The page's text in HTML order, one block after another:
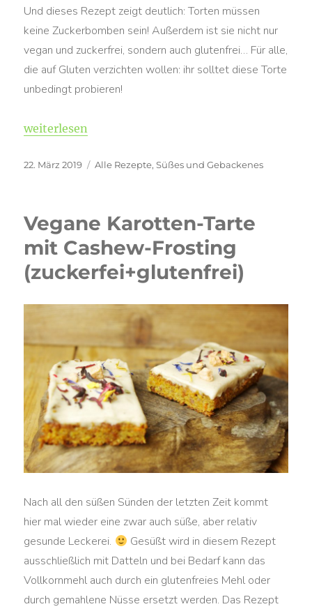
Und dieses Rezept zeigt deutlich: Torten müssen
keine Zuckerbomben sein! Außerdem ist sie nicht nur
vegan und zuckerfrei, sondern auch glutenfrei… Für alle,
die auf Gluten verzichten wollen: ihr solltet diese Torte
unbedingt probieren!
„Zuckerfreie Snickers-Torte (vegan & glutenfrei)“
weiterlesen
Veröffentlicht
22. März 2019 Kategorien
Alle Rezepte,Süßes und Gebackenes
Vegane Karotten-Tarte
mit Cashew-Frosting
(zuckerfei+glutenfrei)
Nach all den süßen Sünden der letzten Zeit kommt
hier mal wieder eine zwar auch süße, aber relativ
gesunde Leckerei.
Gesüßt wird in diesem Rezept
ausschließlich mit Datteln und bei Bedarf kann das
Vollkornmehl auch durch ein glutenfreies Mehl oder
durch gemahlene Nüsse ersetzt werden. Das Rezept